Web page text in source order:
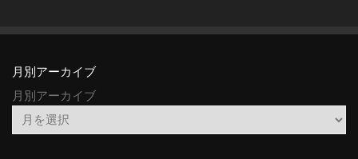
月別アーカイブ
月別アーカイブ